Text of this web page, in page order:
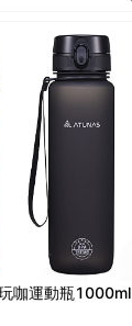
咖運動瓶1000ml